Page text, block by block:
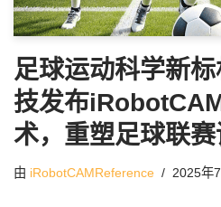
足球运动科学新
技发布
术，重塑足球联
由 iRobotCAMReference 2025年